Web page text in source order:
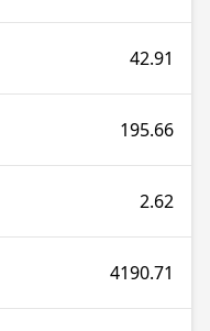
42.91
195.66
2.62
4190.71